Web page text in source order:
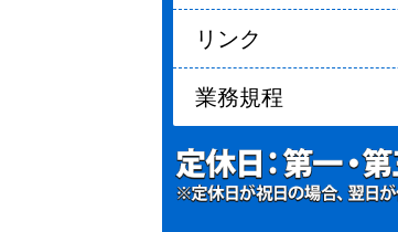
リンク
業務規程